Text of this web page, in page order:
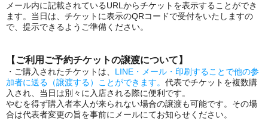
メール内に記載されているURLからチケットを表示することができ
ます。当日は、チケットに表示のQRコードで受付をいたしますの
で、提示できるようご準備ください。
【ご利用ご予約チケットの譲渡について】
・ご購入されたチケットは、 LINE・メール・印刷することで他の参
加者に送る（譲渡する）ことができます。 代表でチケットを複数購
入され、当日は別々に入店される際に便利です。
やむを得ず購入者本人が来られない場合の譲渡も可能です。その場
合は代表者変更の旨を事前にメールにてお知らせください。